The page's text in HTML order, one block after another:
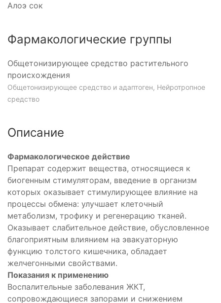
Алоэ сок
Фармакологические группы
Общетонизирующее средство растительного
происхождения
Общетонизирующее средство и адаптоген, Нейротропное
средство
Описание
Фармакологическое действие
Препарат содержит вещества, относящиеся к
биогенным стимуляторам, введение в организм
которых оказывает стимулирующее влияние на
процессы обмена: улучшает клеточный
метаболизм, трофику и регенерацию тканей.
Оказывает слабительное действие, обусловленное
благоприятным влиянием на эвакуаторную
функцию толстого кишечника, обладает
желчегонными свойствами.
Показания к применению
Воспалительные заболевания ЖКТ,
сопровождающиеся запорами и снижением